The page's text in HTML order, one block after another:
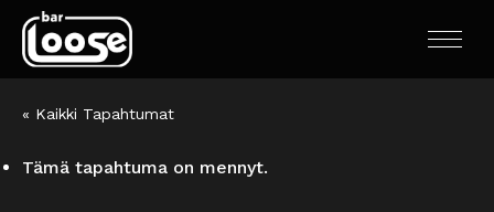
« Kaikki Tapahtumat
Tämä tapahtuma on mennyt.